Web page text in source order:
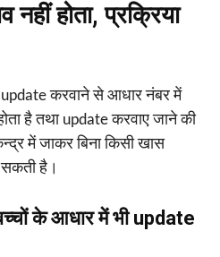
होता, प्रक्रिया
करवाने से आधार नंबर में
है तथा update करवाए जाने की
में जाकर बिना किसी खास
है।
के आधार में भी update